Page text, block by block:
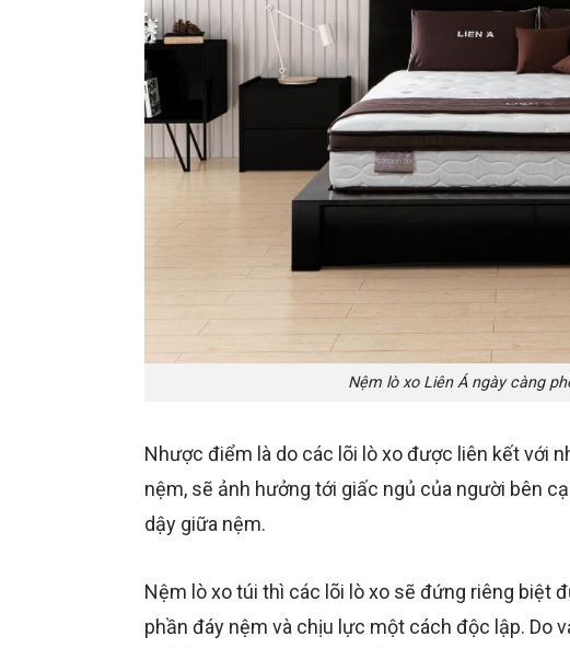
Nệm lò xo Liên Á ngày càng
Nhược điểm là do các lõi lò xo được liên kết với
nệm, sẽ ảnh hưởng tới giấc ngủ của người bên
dậy giữa nệm.
Nệm lò xo túi thì các lõi lò xo sẽ đứng riêng biệt
phần đáy nệm và chịu lực một cách độc lập. Do